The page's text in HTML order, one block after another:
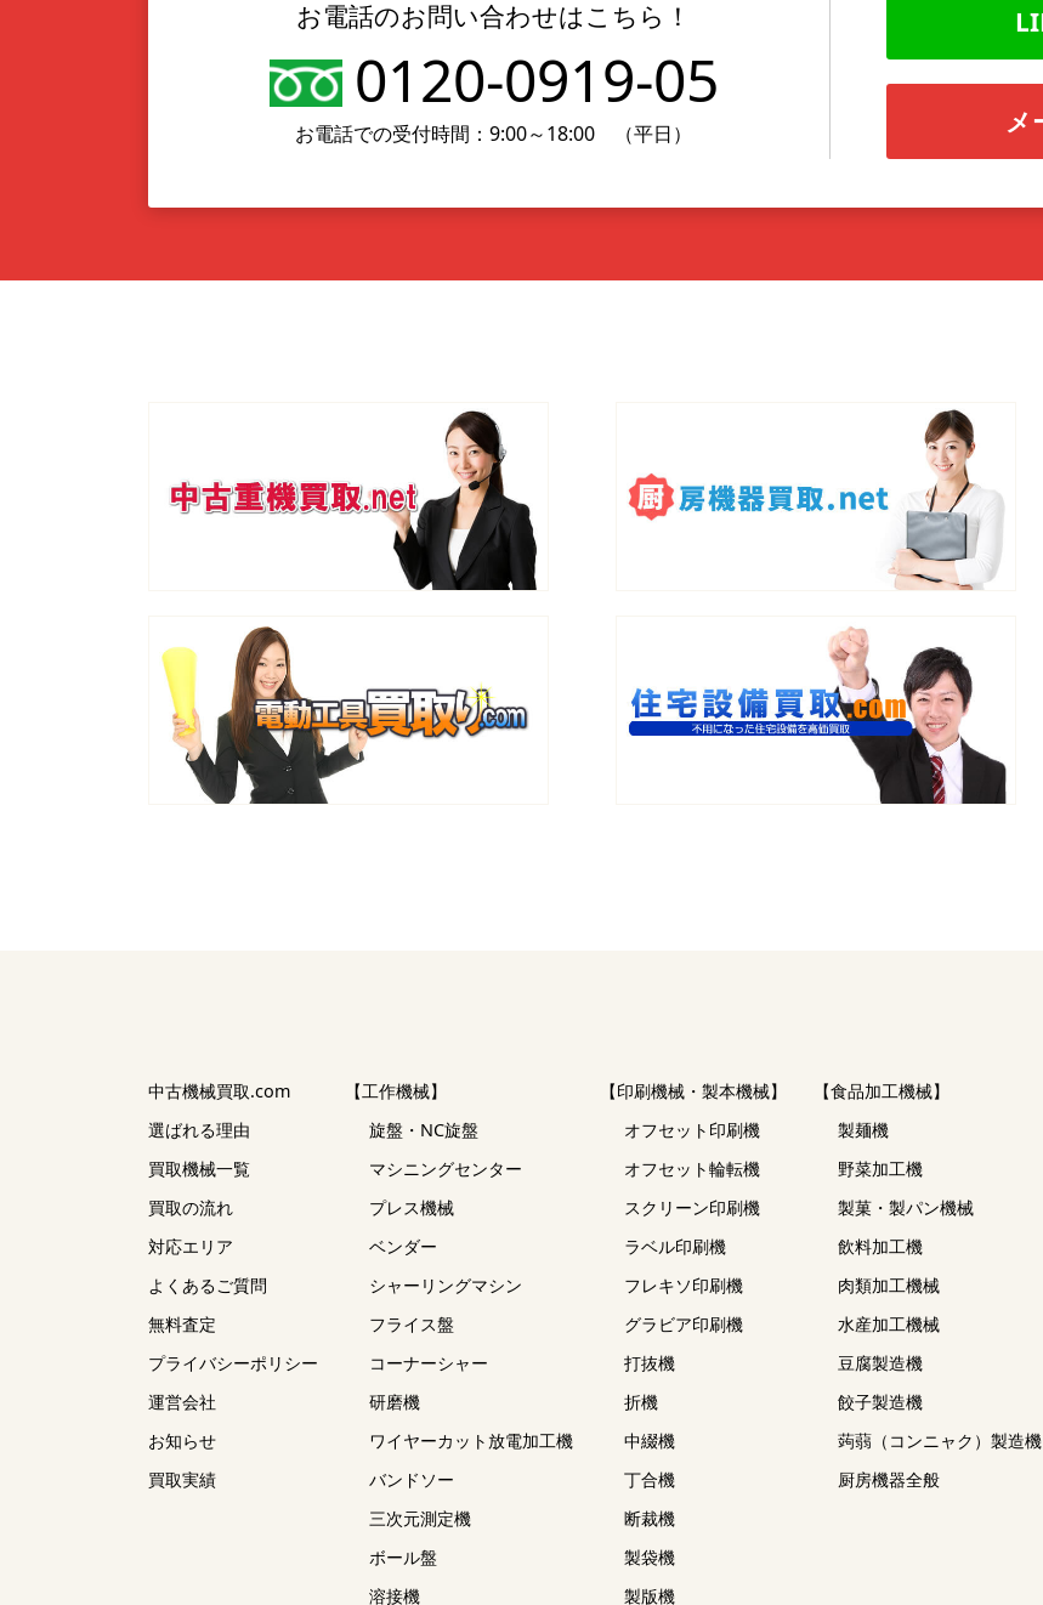
お電話のお問い合わせはこちら！
0120-0919-05
お電話での受付時間：9:00～18:00 （平日） メ
中古機械買取.com
選ばれる理由
買取機械一覧
買取の流れ
対応エリア
よくあるご質問
無料査定
プライバシーポリシー
運営会社
お知らせ
買取実績
【工作機械】
旋盤・NC旋盤
マシニングセンター
プレス機械
ベンダー
シャーリングマシン
フライス盤
コーナーシャー
研磨機
ワイヤーカット放電加工機
バンドソー
三次元測定機
ボール盤
溶接機
【印刷機械・製本機械】
オフセット印刷機
オフセット輪転機
スクリーン印刷機
ラベル印刷機
フレキソ印刷機
グラビア印刷機
打抜機
折機
中綴機
丁合機
断裁機
製袋機
製版機
【食品加工機械】
製麺機
野菜加工機
製菓・製パン機械
飲料加工機
肉類加工機械
水産加工機械
豆腐製造機
餃子製造機
蒟蒻（コンニャク）製造機
厨房機器全般